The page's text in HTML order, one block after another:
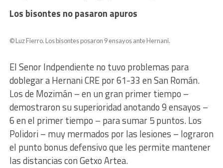
Los bisontes no pasaron apuros
© Luz Fierro. Los bisontes posaron 9 ensayos ante Hernani.
El Senor Indpendiente no tuvo problemas para
doblegar a Hernani CRE por 61-33 en San Román.
Los de Mozimán – en un gran primer tiempo –
demostraron su superioridad anotando 9 ensayos –
6 en el primer tiempo – para sumar 5 puntos. Los
Polidori – muy mermados por las lesiones – lograron
el punto bonus defensivo que les permite mantener
las distancias con Getxo Artea.